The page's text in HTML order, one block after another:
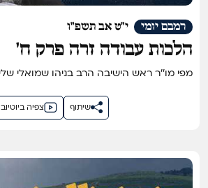
י"ט אב תשפ"ו רמבם יומי
הלכות עבודה זרה פרק ח'
מפי מו''ר ראש הישיבה הרב בניהו שמואלי שליט''א
צפיה ביוטיוב שיתוף